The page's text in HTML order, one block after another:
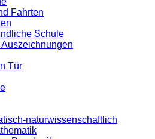
Fahrten
Schule
Tür
naturwissenschaftlich